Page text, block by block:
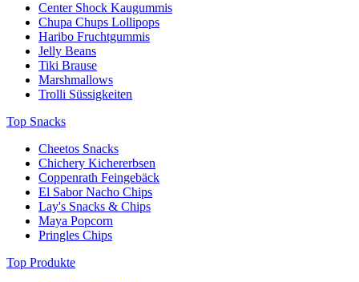
Center Shock Kaugummis
Chupa Chups Lollipops
Haribo Fruchtgummis
Jelly Beans
Tiki Brause
Marshmallows
Trolli Süssigkeiten
Top Snacks
Cheetos Snacks
Chichery Kichererbsen
Coppenrath Feingebäck
El Sabor Nacho Chips
Lay's Snacks & Chips
Maya Popcorn
Pringles Chips
Top Produkte